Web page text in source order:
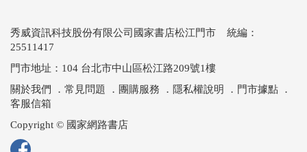
秀威資訊科技股份有限公司國家書店松江門市 統編：
25511417
門市地址：104 台北市中山區松江路209號1樓
關於我們
． 常見問題 ． 團購服務 ． 隱私權說明 ． 門市據點 ．
客服信箱
Copyright © 國家網路書店